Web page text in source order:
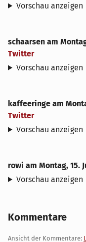
Vorschau anzeigen
schaarsen am
Twitter
Vorschau anzeigen
kaffeeringe am
Twitter
Vorschau anzeigen
rowi am Montag, 15.
Vorschau anzeigen
Kommentare
Ansicht der Kommentare: